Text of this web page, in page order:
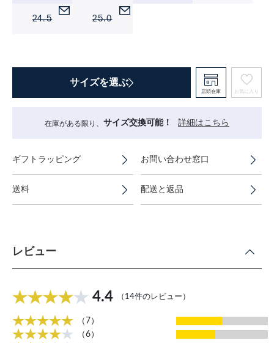
24.5 25.0
サイズを選ぶ
店頭在庫 お気に入り
在庫がある限り、 サイズ交換可能！ 詳細はこちら
ギフトラッピング お問い合わせ窓口
送料 配送と返品
レビュー
4.4 （14件のレビュー）
（7）
（6）